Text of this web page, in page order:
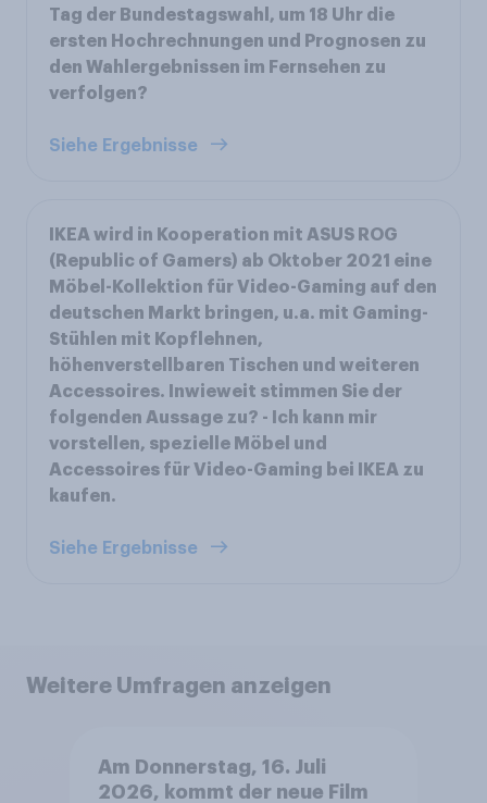
Tag der Bundestagswahl, um 18 Uhr die
ersten Hochrechnungen und Prognosen zu
den Wahlergebnissen im Fernsehen zu
verfolgen?
Siehe Ergebnisse
IKEA wird in Kooperation mit ASUS ROG
(Republic of Gamers) ab Oktober 2021 eine
Möbel-Kollektion für Video-Gaming auf den
deutschen Markt bringen, u.a. mit Gaming-
Stühlen mit Kopflehnen,
höhenverstellbaren Tischen und weiteren
Accessoires. Inwieweit stimmen Sie der
folgenden Aussage zu? - Ich kann mir
vorstellen, spezielle Möbel und
Accessoires für Video-Gaming bei IKEA zu
kaufen.
Siehe Ergebnisse
Weitere Umfragen anzeigen
Am Donnerstag, 16. Juli
2026, kommt der neue Film